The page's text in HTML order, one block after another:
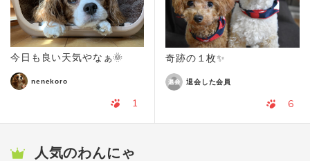
今日も良い天気やなぁ🌞
nenekoro
1
奇跡の１枚✨
退会した会員
6
人気のわんにゃ